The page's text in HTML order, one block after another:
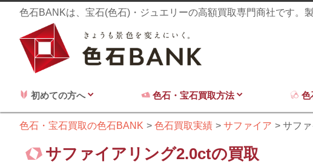
色石BANKは、宝石(色石)・ジュエリーの高額買取専門商社です。
初めての方へ 色石・宝石買取方法 色
色石・宝石買取の色石BANK 色石買取実績 サファイア サフ
サファイアリング2.0ctの買取